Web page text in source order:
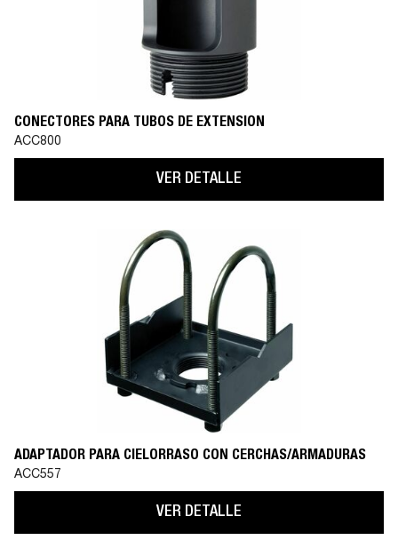
CONECTORES PARA TUBOS DE EXTENSIÓN
ACC800
VER DETALLE
ADAPTADOR PARA CIELORRASO CON CERCHAS/ARMADURAS
ACC557
VER DETALLE